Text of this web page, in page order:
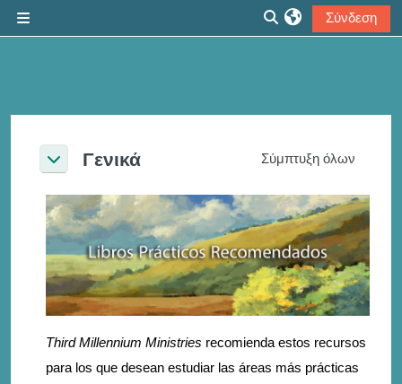
Εναλλαγή εισόδου
Σύνδεση
ΣύμπτυξηΓενικά Σύμπτυξη όλων
Third Millennium Ministries recomienda estos recursos
para los que desean estudiar las áreas más prácticas